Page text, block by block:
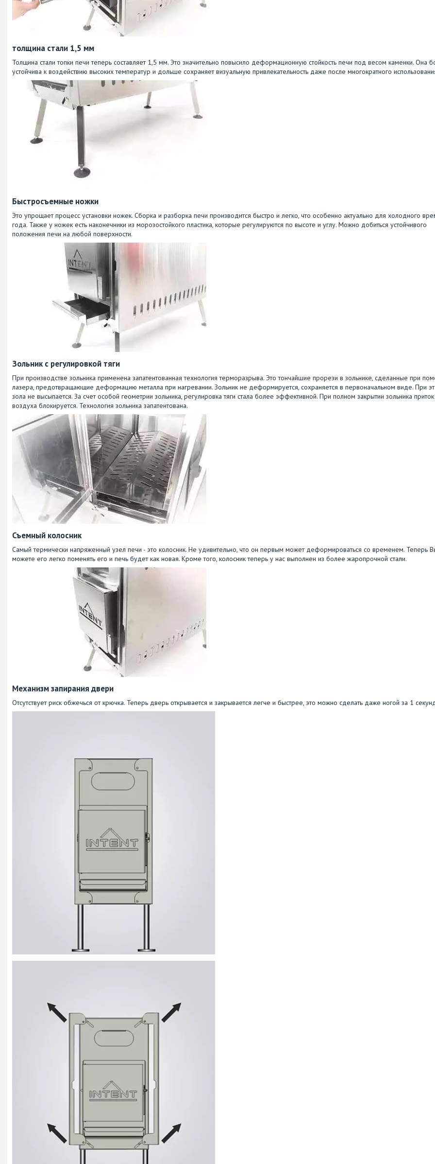
толщина стали 1,5 мм
Толщина стали топки печи теперь составляет 1,5 мм. Это значительно повысило деформационную стойкость печи под весом каменки. Она
устойчива к воздействию высоких температур и дольше сохраняет визуальную привлекательность даже после многократного
Быстросъемные ножки
Это упрощает процесс установки ножек. Сборка и разборка печи производится быстро и легко, что особенно актуально для холодного
года. Также у ножек есть наконечники из морозостойкого пластика, которые регулируются по высоте и углу. Можно добиться устойчивого
положения печи на любой поверхности.
Зольник с регулировкой тяги
При производстве зольника применена запатентованная технология терморазрыва. Это тончайшие прорези в зольнике, сделанные при
лазера, предотвращающие деформацию металла при нагревании. Зольник не деформируется, сохраняется в первоначальном виде. При
зола не высыпается. За счет особой геометрии зольника, регулировка тяги стала более эффективной. При полном закрытии зольника приток
воздуха блокируется. Технология зольника запатентована.
Съемный колосник
Самый термически напряженный узел печи - это колосник. Не удивительно, что он первым может деформироваться со временем. Теперь
можете его легко поменять его и печь будет как новая. Кроме того, колосник теперь у нас выполнен из более жаропрочной стали.
Механизм запирания двери
Отсутствует риск обжечься от крючка. Теперь дверь открывается и закрывается легче и быстрее, это можно сделать даже ногой за 1